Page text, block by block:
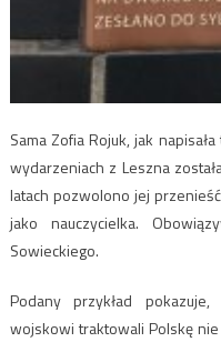
Sama Zofia Rojuk, jak
wydarzeniach z Leszna
latach pozwolono jej
jako nauczycielka.
Sowieckiego.
Podany przykład
wojskowi traktowali Polskę